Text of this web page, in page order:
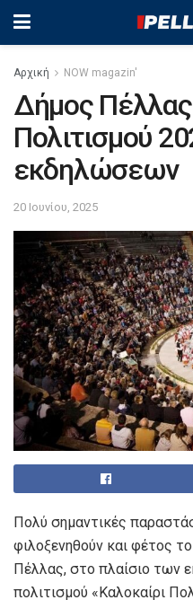
Αρχική NOW magazin'
Δήμος
Πολιτισμού
εκδηλώσεων
20 Ιουνίου, 2025
Πολύ σημαντικές
φιλοξενηθούν και φέτος
Πέλλας, στο πλαίσιο των
πολιτισμού «Καλοκαίρι